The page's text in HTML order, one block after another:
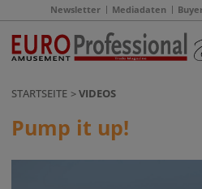
Newsletter Mediadaten
STARTSEITE VIDEOS
Pump it up!